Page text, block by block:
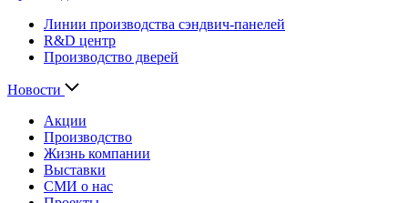
Линии производства сэндвич-панелей
R&D центр
Производство дверей
Новости
Акции
Производство
Жизнь компании
Выставки
СМИ о нас